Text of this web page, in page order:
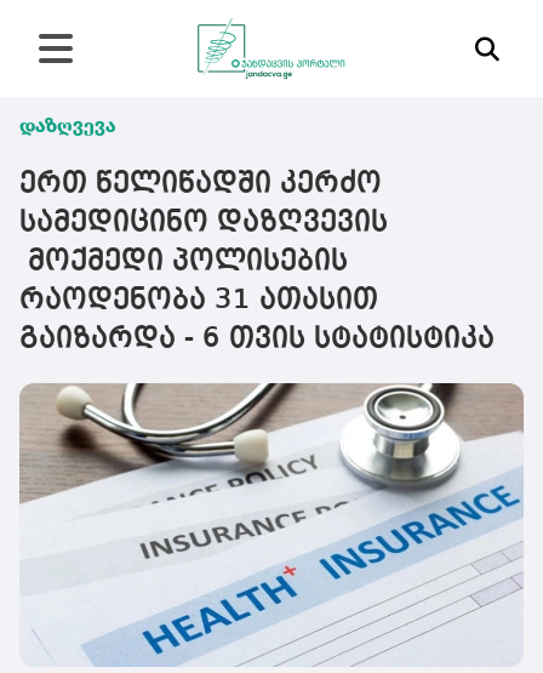
დაზღვევა
ერთ წელიწადში კერძო
სამედიცინო დაზღვევის
მოქმედი პოლისების
რაოდენობა 31 ათასით
გაიზარდა - 6 თვის სტატისტიკა